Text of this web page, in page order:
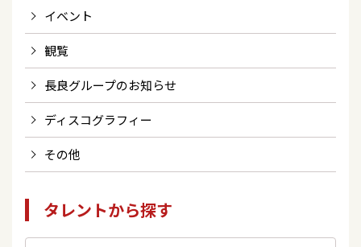
イベント
観覧
長良グループのお知らせ
ディスコグラフィー
その他
タレントから探す